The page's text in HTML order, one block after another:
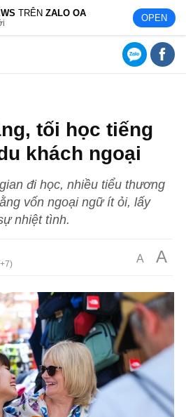
TRÊNZALO OA OPEN
tối học tiếng
khách ngoại
đi học, nhiều tiểu thương
vốn ngoại ngữ ít ỏi, lấy
nhiệt tình.
A A